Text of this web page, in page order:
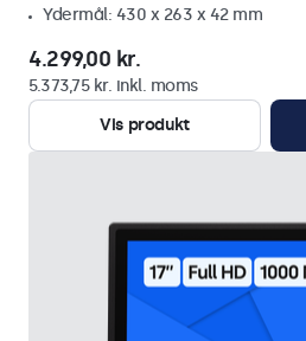
Ydermål: 430 x 263 x 42 mm
4.299,00 kr.
5.373,75 kr. inkl. moms
Vis produkt